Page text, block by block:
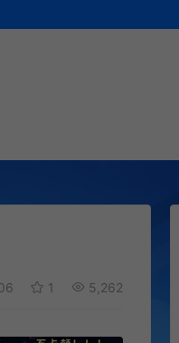
1 5,262